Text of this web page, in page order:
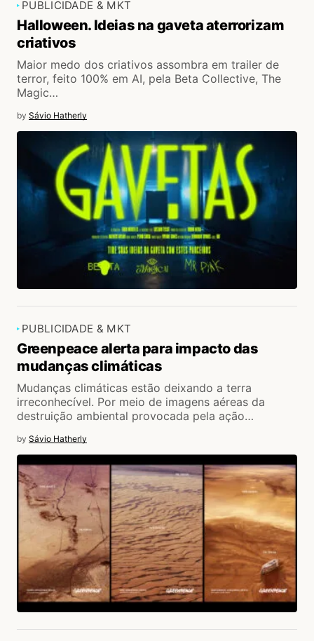
PUBLICIDADE & MKT
Halloween. Ideias na gaveta aterrorizam
criativos
Maior medo dos criativos assombra em trailer de
terror, feito 100% em AI, pela Beta Collective, The
Magic…
by Sávio Hatherly
PUBLICIDADE & MKT
Greenpeace alerta para impacto das
mudanças climáticas
Mudanças climáticas estão deixando a terra
irreconhecível. Por meio de imagens aéreas da
destruição ambiental provocada pela ação…
by Sávio Hatherly